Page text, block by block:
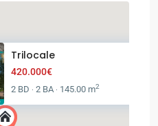
Trilocale
420.000€
2 BD · 2 BA · 145.00 m2